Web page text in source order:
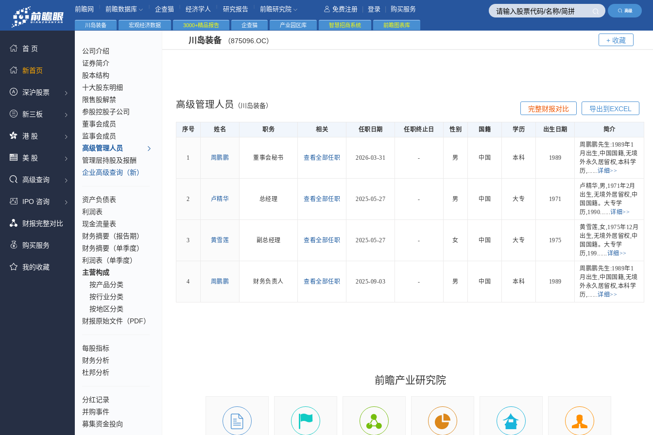
高级
前瞻网 前瞻数据库 企查猫 经济学人 研究报告 前瞻研究院 免费注册 登录 购买服务
首 页
新首页
深沪股票
新三板
港 股
美 股
高级查询
IPO 咨询
财报完整对比
购买服务
我的收藏
川岛装备 宏观经济数据 3000+精品报告 企查猫 产业园区库 智慧招商系统 前瞻图表库
公司介绍
证券简介
股本结构
十大股东明细
限售股解禁
参股控股子公司
董事会成员
监事会成员
高级管理人员
管理层持股及报酬
企业高级查询（新）
资产负债表
利润表
现金流量表
财务摘要（报告期）
财务摘要（单季度）
利润表（单季度）
主营构成
按产品分类
按行业分类
按地区分类
财报原始文件（PDF）
每股指标
财务分析
杜邦分析
分红记录
并购事件
募集资金投向
川岛装备 （875096.OC） + 收藏
高级管理人员 （川岛装备） 导出到EXCEL
完整财报对比
序号 姓名 职务 相关 任职日期 任职终止日 性别 国籍 学历 出生日期 简介
1 周鹏鹏 董事会秘书 查看全部任职 2026-03-31 - 男 中国 本科 1989
周鹏鹏先生:1989年1
月出生,中国国籍,无境
外永久居留权,本科学
历,......详细>>
2 卢精华 总经理 查看全部任职 2025-05-27 - 男 中国 大专 1971
卢精华,男,1971年2月
出生,无境外居留权,中
国国籍。大专学
历,1990......详细>>
3 黄雪莲 副总经理 查看全部任职 2025-05-27 - 女 中国 大专 1975
黄雪莲,女,1975年12月
出生,无境外居留权,中
国国籍。大专学
历,199......详细>>
4 周鹏鹏 财务负责人 查看全部任职 2025-09-03 - 男 中国 本科 1989
周鹏鹏先生:1989年1
月出生,中国国籍,无境
外永久居留权,本科学
历,......详细>>
前瞻产业研究院